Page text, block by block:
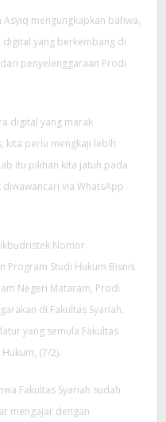
Asyiq mengungkapkan bahwa,
yang berkembang di
penyelenggaraan Prodi
digital yang marak
kita perlu mengkaji lebih
itu pilihan kita jatuh pada
diwawancari via WhatsApp
Nomor
Program Studi Hukum Bisnis
Negeri Mataram, Prodi
di Fakultas Syariah.
yang semula Fakultas
(7/2).
Fakultas Syariah sudah
mengajar dengan